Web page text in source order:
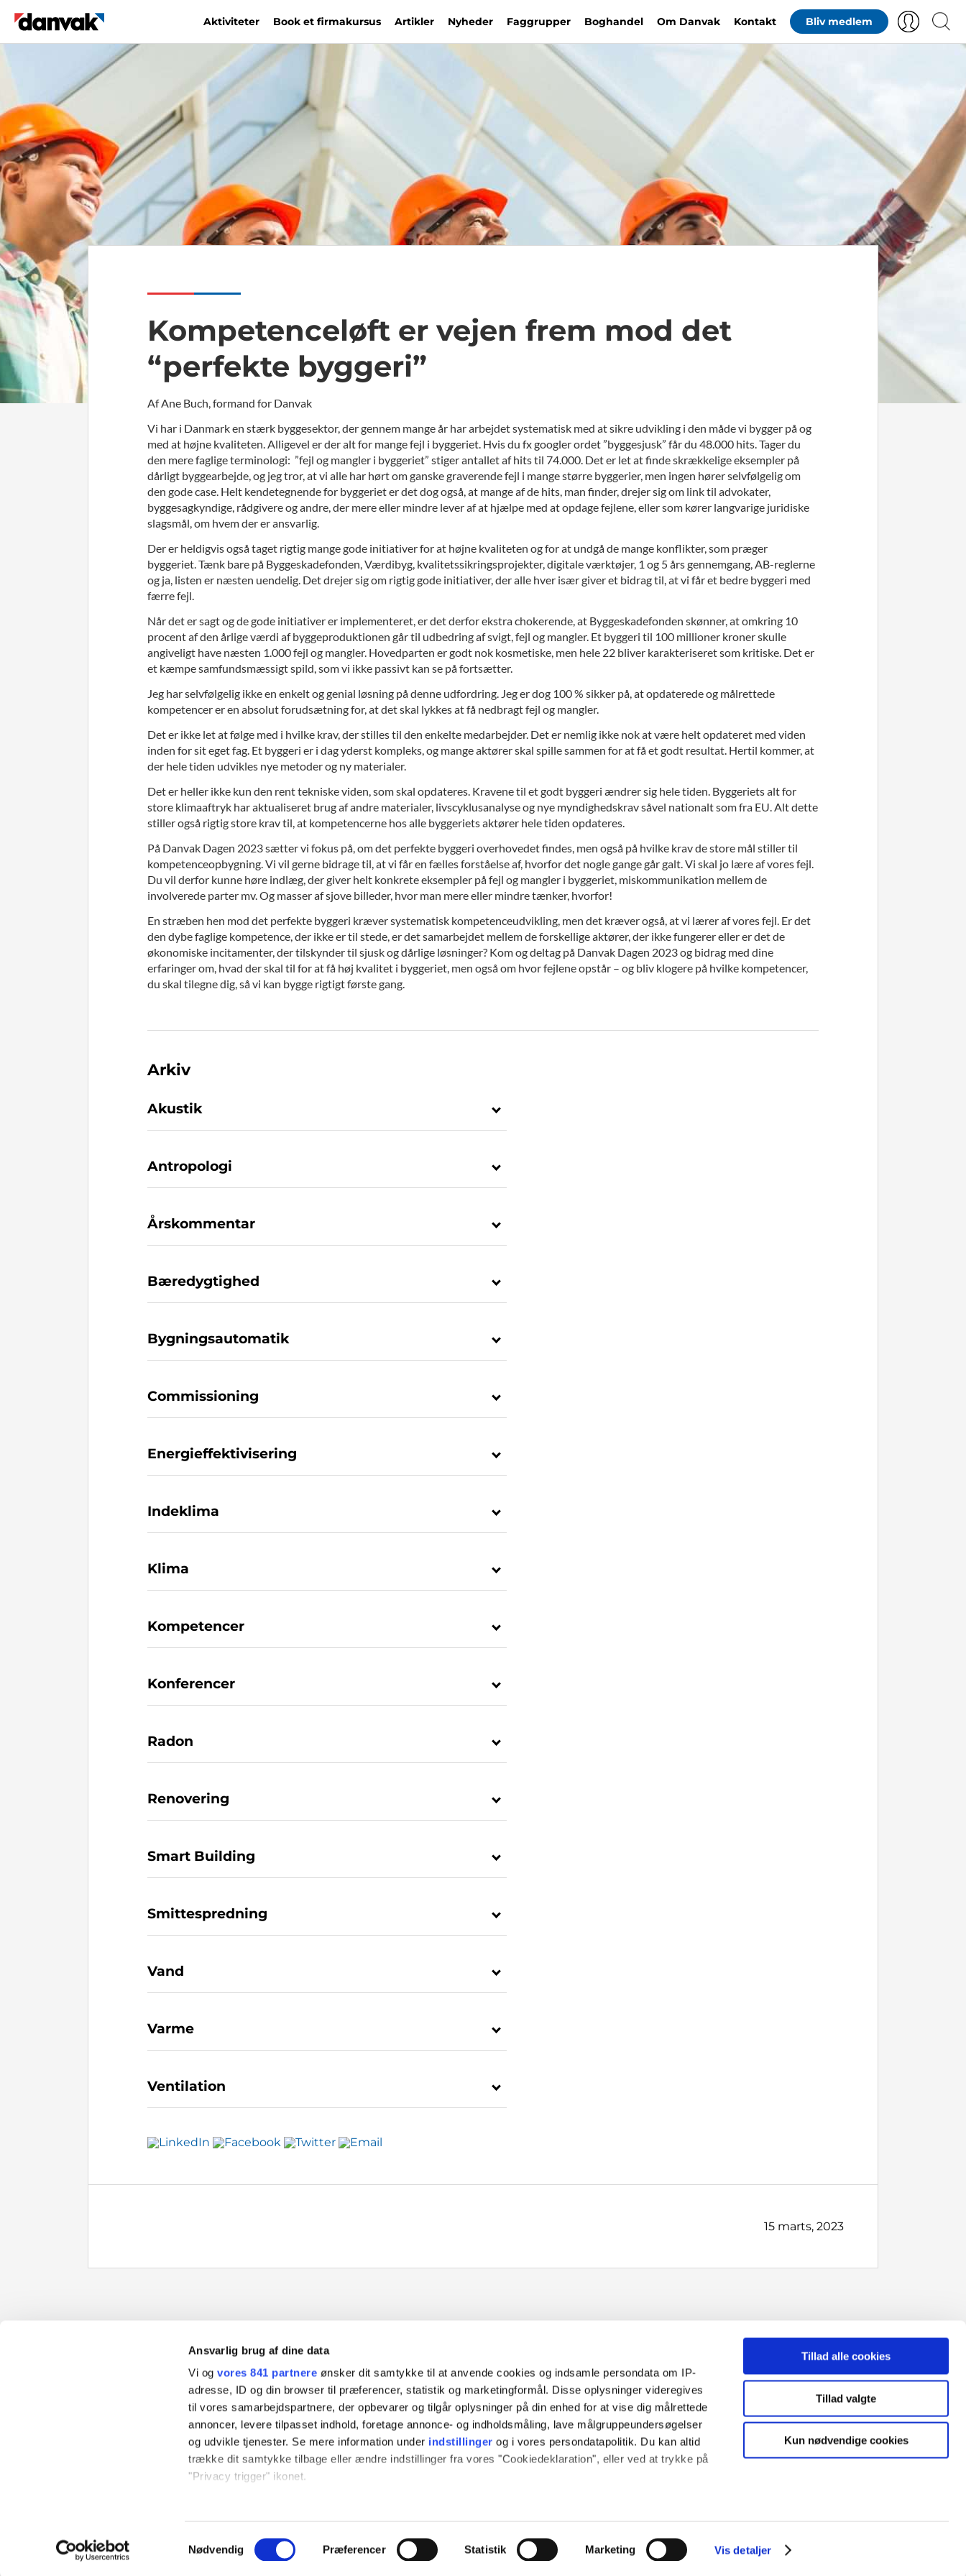
Ansvarlig brug af dine data
Vi ogvores 841 partnere ønsker dit samtykke til at anvende cookies og indsamle persondata om IP-
adresse, ID og din browser til præferencer, statistik og marketingformål. Disse oplysninger videregives
til vores samarbejdspartnere, der opbevarer og tilgår oplysninger på din enhed for at vise dig målrettede
annoncer, levere tilpasset indhold, foretage annonce- og indholdsmåling, lave målgruppeundersøgelser
og udvikle tjenester. Se mere information under indstillinger og i vores persondatapolitik. Du kan altid
trække dit samtykke tilbage eller ændre indstillinger fra vores "Cookiedeklaration", eller ved at trykke på
"Privacy trigger" ikonet.
Vi bruger cookies til at tilpasse vores indhold og annoncer, til at vise dig funktioner til sociale medier og
til at analysere vores trafik. Vi deler også oplysninger om din brug af vores hjemmeside med vores
Samtykkevalg
Nødvendig Præferencer Statistik Marketing Vis detaljer
Tillad alle cookies
Tillad valgte
Kun nødvendige cookies
Aktiviteter Book et firmakursus Artikler Nyheder Faggrupper Boghandel Om Danvak Kontakt Bliv medlem
Kompetenceløft er vejen frem mod det
“perfekte byggeri”
Af Ane Buch, formand for Danvak
Vi har i Danmark en stærk byggesektor, der gennem mange år har arbejdet systematisk med at sikre udvikling i den måde vi bygger på og
med at højne kvaliteten. Alligevel er der alt for mange fejl i byggeriet. Hvis du fx googler ordet ”byggesjusk” får du 48.000 hits. Tager du
den mere faglige terminologi: ”fejl og mangler i byggeriet” stiger antallet af hits til 74.000. Det er let at finde skrækkelige eksempler på
dårligt byggearbejde, og jeg tror, at vi alle har hørt om ganske graverende fejl i mange større byggerier, men ingen hører selvfølgelig om
den gode case. Helt kendetegnende for byggeriet er det dog også, at mange af de hits, man finder, drejer sig om link til advokater,
byggesagkyndige, rådgivere og andre, der mere eller mindre lever af at hjælpe med at opdage fejlene, eller som kører langvarige juridiske
slagsmål, om hvem der er ansvarlig.
Der er heldigvis også taget rigtig mange gode initiativer for at højne kvaliteten og for at undgå de mange konflikter, som præger
byggeriet. Tænk bare på Byggeskadefonden, Værdibyg, kvalitetssikringsprojekter, digitale værktøjer, 1 og 5 års gennemgang, AB-reglerne
og ja, listen er næsten uendelig. Det drejer sig om rigtig gode initiativer, der alle hver især giver et bidrag til, at vi får et bedre byggeri med
færre fejl.
Når det er sagt og de gode initiativer er implementeret, er det derfor ekstra chokerende, at Byggeskadefonden skønner, at omkring 10
procent af den årlige værdi af byggeproduktionen går til udbedring af svigt, fejl og mangler. Et byggeri til 100 millioner kroner skulle
angiveligt have næsten 1.000 fejl og mangler. Hovedparten er godt nok kosmetiske, men hele 22 bliver karakteriseret som kritiske. Det er
et kæmpe samfundsmæssigt spild, som vi ikke passivt kan se på fortsætter.
Jeg har selvfølgelig ikke en enkelt og genial løsning på denne udfordring. Jeg er dog 100 % sikker på, at opdaterede og målrettede
kompetencer er en absolut forudsætning for, at det skal lykkes at få nedbragt fejl og mangler.
Det er ikke let at følge med i hvilke krav, der stilles til den enkelte medarbejder. Det er nemlig ikke nok at være helt opdateret med viden
inden for sit eget fag. Et byggeri er i dag yderst kompleks, og mange aktører skal spille sammen for at få et godt resultat. Hertil kommer, at
der hele tiden udvikles nye metoder og ny materialer.
Det er heller ikke kun den rent tekniske viden, som skal opdateres. Kravene til et godt byggeri ændrer sig hele tiden. Byggeriets alt for
store klimaaftryk har aktualiseret brug af andre materialer, livscyklusanalyse og nye myndighedskrav såvel nationalt som fra EU. Alt dette
stiller også rigtig store krav til, at kompetencerne hos alle byggeriets aktører hele tiden opdateres.
På Danvak Dagen 2023 sætter vi fokus på, om det perfekte byggeri overhovedet findes, men også på hvilke krav de store mål stiller til
kompetenceopbygning. Vi vil gerne bidrage til, at vi får en fælles forståelse af, hvorfor det nogle gange går galt. Vi skal jo lære af vores fejl.
Du vil derfor kunne høre indlæg, der giver helt konkrete eksempler på fejl og mangler i byggeriet, miskommunikation mellem de
involverede parter mv. Og masser af sjove billeder, hvor man mere eller mindre tænker, hvorfor!
En stræben hen mod det perfekte byggeri kræver systematisk kompetenceudvikling, men det kræver også, at vi lærer af vores fejl. Er det
den dybe faglige kompetence, der ikke er til stede, er det samarbejdet mellem de forskellige aktører, der ikke fungerer eller er det de
økonomiske incitamenter, der tilskynder til sjusk og dårlige løsninger? Kom og deltag på Danvak Dagen 2023 og bidrag med dine
erfaringer om, hvad der skal til for at få høj kvalitet i byggeriet, men også om hvor fejlene opstår – og bliv klogere på hvilke kompetencer,
du skal tilegne dig, så vi kan bygge rigtigt første gang.
Arkiv
Akustik
Antropologi
Årskommentar
Bæredygtighed
Bygningsautomatik
Commissioning
Energieffektivisering
Indeklima
Klima
Kompetencer
Konferencer
Radon
Renovering
Smart Building
Smittespredning
Vand
Varme
Ventilation
15 marts, 2023
2630 Taastrup
danvak@teknologisk.dk
Teknologisk Institut
Tilmeld dig Danvaks nyhedsbrev